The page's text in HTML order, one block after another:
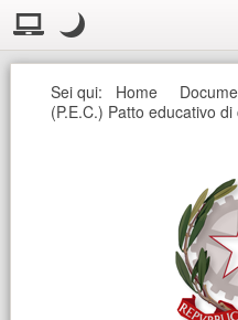
Visualizzazione:
Layout normale. Passa alla
Modo notte
Modo notte: questa
Seguici
Sei qui: Home
(P.E.C.) Patto educativo